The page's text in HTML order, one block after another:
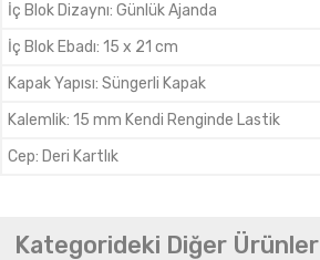
İç Blok Dizaynı: Günlük Ajanda
İç Blok Ebadı: 15 x 21 cm
Kapak Yapısı: Süngerli Kapak
Kalemlik: 15 mm Kendi Renginde Lastik
Cep: Deri Kartlık
Kategorideki Diğer Ürünler